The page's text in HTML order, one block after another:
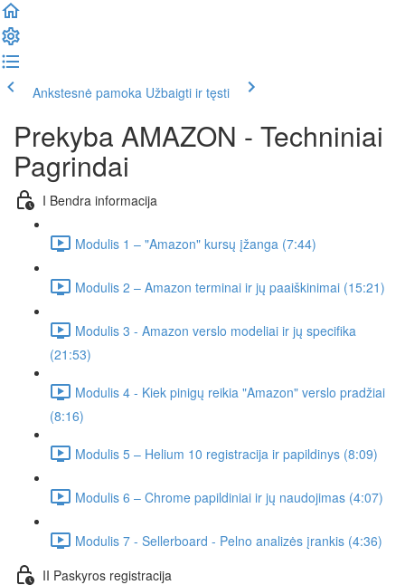
Ankstesnė pamoka Užbaigti ir tęsti
Prekyba AMAZON - Techniniai
Pagrindai
I Bendra informacija
Modulis 1 – "Amazon" kursų įžanga (7:44)
Modulis 2 – Amazon terminai ir jų paaiškinimai (15:21)
Modulis 3 - Amazon verslo modeliai ir jų specifika
(21:53)
Modulis 4 - Kiek pinigų reikia "Amazon" verslo pradžiai
(8:16)
Modulis 5 – Helium 10 registracija ir papildinys (8:09)
Modulis 6 – Chrome papildiniai ir jų naudojimas (4:07)
Modulis 7 - Sellerboard - Pelno analizės įrankis (4:36)
II Paskyros registracija